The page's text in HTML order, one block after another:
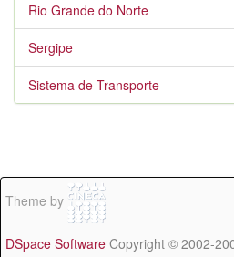
Rio Grande do Norte
Sergipe
Sistema de Transporte
Theme by
DSpace Software Copyright © 2002-